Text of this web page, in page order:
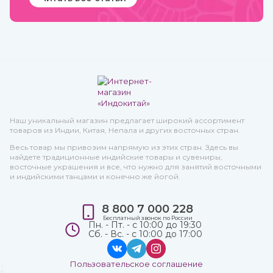
Наш уникальный магазин предлагает широкий ассортимент
товаров из Индии, Китая, Непала и других восточных стран.
Весь товар мы привозим напрямую из этих стран. Здесь вы
найдете традиционные индийские товары и сувениры,
восточные украшения и все, что нужно для занятий восточными
и индийскими танцами и конечно же йогой.
8 800 7 000 228
Бесплатный звонок по России
Пн. - Пт. - с 10:00 до 19:30
Сб. - Вс. - с 10:00 до 17:00
Пользовательское соглашение